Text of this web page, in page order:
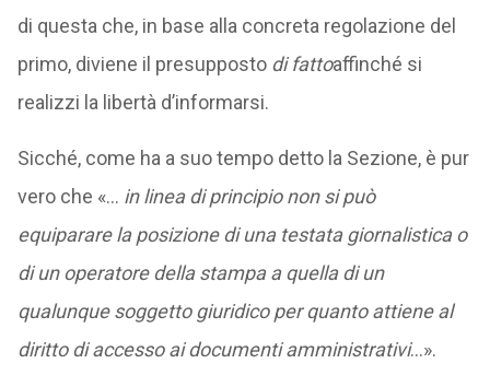
di questa che, in base alla concreta regolazione del
primo, diviene il presupposto di fattoaffinché si
realizzi la libertà d’informarsi.
Sicché, come ha a suo tempo detto la Sezione, è pur
vero che «… in linea di principio non si può
equiparare la posizione di una testata giornalistica o
di un operatore della stampa a quella di un
qualunque soggetto giuridico per quanto attiene al
diritto di accesso ai documenti amministrativi…».